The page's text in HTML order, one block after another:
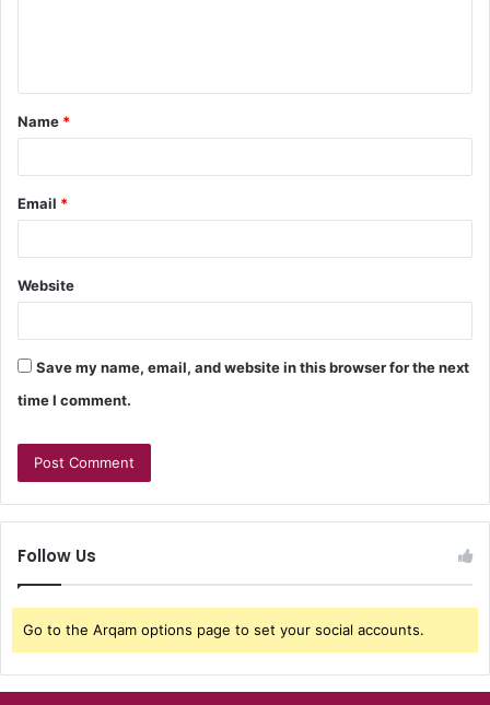
Name *
Email *
Website
Save my name, email, and website in this browser for the next
time I comment.
Follow Us
Go to the Arqam options page to set your social accounts.